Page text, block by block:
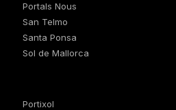
Portals Nous
San Telmo
Santa Ponsa
Sol de Mallorca
Portixol